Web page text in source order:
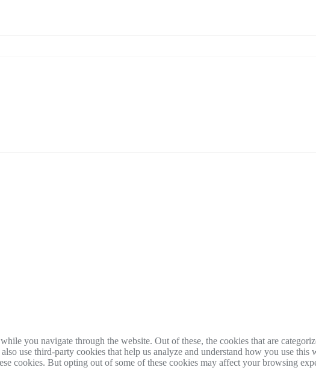
you navigate through the website. Out of these, the cookies that are
use third-party cookies that help us analyze and understand how you use
cookies. But opting out of some of these cookies may affect your browsing